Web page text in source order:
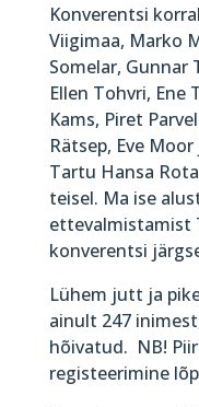
Konverentsi
Viigimaa, Marko
Somelar,
Ellen Tohvri, Ene
Kams, Piret
Rätsep, Eve
Tartu Hansa
teisel. Ma ise
ettevalmistamist
konverentsi
Lühem jutt ja
ainult 247
hõivatud. NB!
registeerimine